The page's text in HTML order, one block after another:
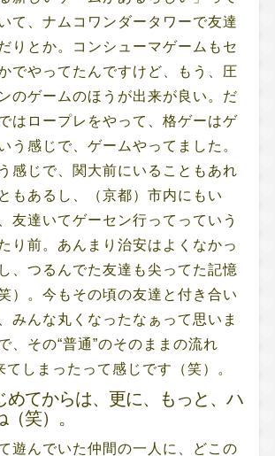
て、ナムコワンダータワーで友達
りとか。コンシューマゲームもセ
でやってたんですけど、もう、圧
のゲームのほうが出来が良い。だ
はロープレをやって、格ゲーはゲ
う感じで、ゲームやってました。
感じで、関大前にいることもあれ
もあるし、（京都）市内にもい
友達いてゲーセン行ってっていう
り前。あんまり治安はよくなかっ
、つるんでた友達も尖ってた記憶
）。今もその頃の友達と付き合い
みんな丸くなったなぁって思いま
、その“普通”のそのままの流れ
しまったって感じです（笑）。
めてからは、更に、もっと、ハ
笑）。
遊んでいた仲間の一人に、どこの